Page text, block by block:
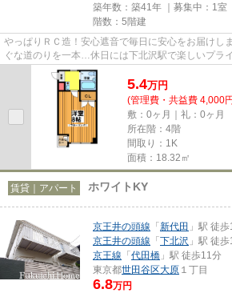
築年数：築41年 ｜募集中： 1室
階数：5階建
やっぱりＲＣ造！安心遮音で毎日に安心をお届けし
ぐな道のりを一本…休日には下北沢駅で楽しいプラ
ンションライフを叶えながらも...
5.4万円
(管理費・共益費 4,000
敷：0ヶ月｜礼：0ヶ月
所在階：4階
間取り：1K
面積：18.32㎡
賃貸｜アパート ホワイトKY
京王井の頭線 「新代田 」駅 徒
京王井の頭線 「下北沢 」駅 徒
京王線 「代田橋 」駅 徒歩11分
東京都世田谷区大原 １丁目
6.8万円